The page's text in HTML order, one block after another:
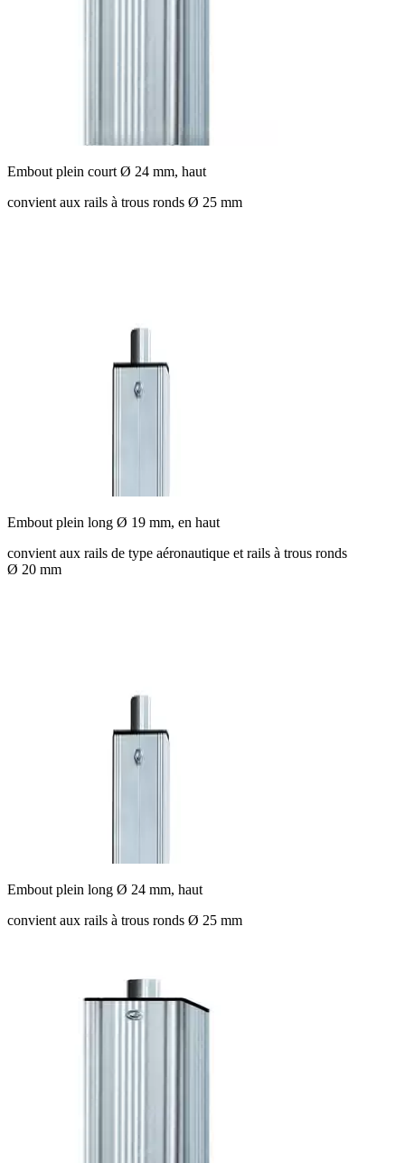
Embout plein court Ø 24 mm, haut
convient aux rails à trous ronds Ø 25 mm
Embout plein long Ø 19 mm, en haut
convient aux rails de type aéronautique et rails à trous ronds
Ø 20 mm
Embout plein long Ø 24 mm, haut
convient aux rails à trous ronds Ø 25 mm